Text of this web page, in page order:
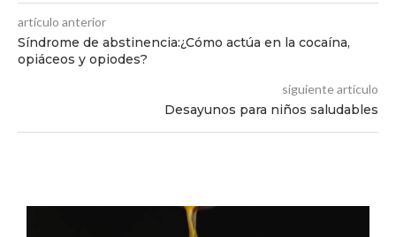
artículo anterior
Síndrome de abstinencia:¿Cómo actúa en la cocaína,
opiáceos y opiodes?
siguiente artículo
Desayunos para niños saludables